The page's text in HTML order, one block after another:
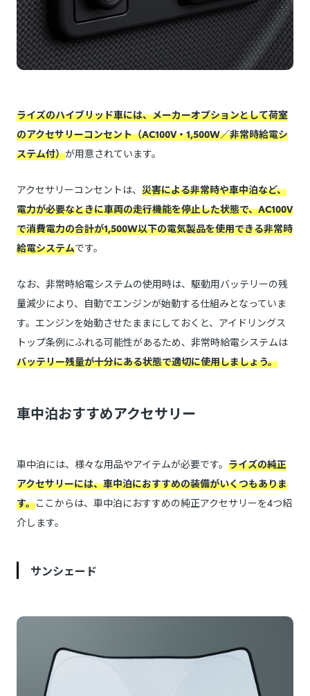
ライズのハイブリッド車には、メーカーオプションとして荷室
のアクセサリーコンセント（AC100V・1,500W／非常時給電シ
ステム付）が用意されています。
アクセサリーコンセントは、 災害による非常時や車中泊など、
電力が必要なときに車両の走行機能を停止した状態で、AC100V
で消費電力の合計が1,500W以下の電気製品を使用できる非常時
給電システムです。
なお、非常時給電システムの使用時は、駆動用バッテリーの残
量減少により、自動でエンジンが始動する仕組みとなっていま
す。エンジンを始動させたままにしておくと、アイドリングス
トップ条例にふれる可能性があるため、非常時給電システムは
バッテリー残量が十分にある状態で適切に使用しましょう。
車中泊おすすめアクセサリー
車中泊には、様々な用品やアイテムが必要です。 ライズの純正
アクセサリーには、車中泊におすすめの装備がいくつもありま
す。ここからは、車中泊におすすめの純正アクセサリーを4つ紹
介します。
サンシェード